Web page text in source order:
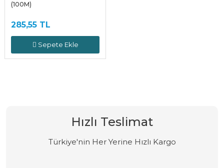
(100M)
285,55 TL
Sepete Ekle
Hızlı Teslimat
Türkiye'nin Her Yerine Hızlı Kargo